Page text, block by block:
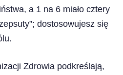
a 1 na 6 miało cztery
dostosowujesz się
Zdrowia podkreślają,